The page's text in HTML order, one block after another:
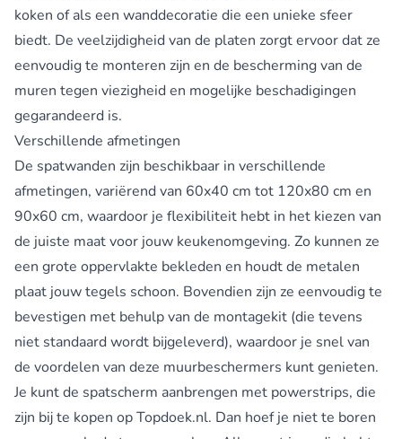
koken of als een wanddecoratie die een unieke sfeer
biedt. De veelzijdigheid van de platen zorgt ervoor dat ze
eenvoudig te monteren zijn en de bescherming van de
muren tegen viezigheid en mogelijke beschadigingen
gegarandeerd is.
Verschillende afmetingen
De spatwanden zijn beschikbaar in verschillende
afmetingen, variërend van 60x40 cm tot 120x80 cm en
90x60 cm, waardoor je flexibiliteit hebt in het kiezen van
de juiste maat voor jouw keukenomgeving. Zo kunnen ze
een grote oppervlakte bekleden en houdt de metalen
plaat jouw tegels schoon. Bovendien zijn ze eenvoudig te
bevestigen met behulp van de montagekit (die tevens
niet standaard wordt bijgeleverd), waardoor je snel van
de voordelen van deze muurbeschermers kunt genieten.
Je kunt de spatscherm aanbrengen met powerstrips, die
zijn bij te kopen op Topdoek.nl. Dan hoef je niet te boren